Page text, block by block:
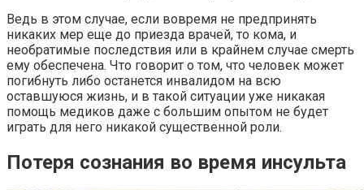
Ведь в этом случае, если вовремя не предпринять
никаких мер еще до приезда врачей, то кома, и
необратимые последствия или в крайнем случае смерть
ему обеспечена. Что говорит о том, что человек может
погибнуть либо останется инвалидом на всю
оставшуюся жизнь, и в такой ситуации уже никакая
помощь медиков даже с большим опытом не будет
играть для него никакой существенной роли.
Потеря сознания во время инсульта